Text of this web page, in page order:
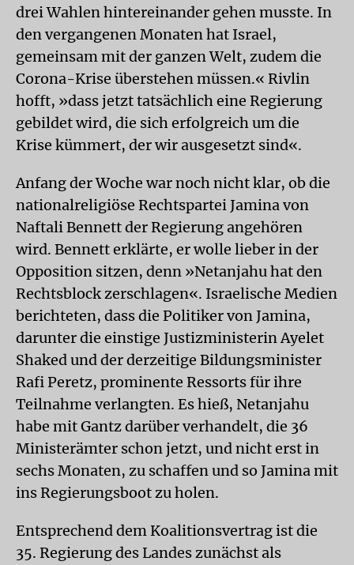
drei Wahlen hintereinander gehen musste. In
den vergangenen Monaten hat Israel,
gemeinsam mit der ganzen Welt, zudem die
Corona-Krise überstehen müssen.« Rivlin
hofft, »dass jetzt tatsächlich eine Regierung
gebildet wird, die sich erfolgreich um die
Krise kümmert, der wir ausgesetzt sind«.
Anfang der Woche war noch nicht klar, ob die
nationalreligiöse Rechtspartei Jamina von
Naftali Bennett der Regierung angehören
wird. Bennett erklärte, er wolle lieber in der
Opposition sitzen, denn »Netanjahu hat den
Rechtsblock zerschlagen«. Israelische Medien
berichteten, dass die Politiker von Jamina,
darunter die einstige Justizministerin Ayelet
Shaked und der derzeitige Bildungsminister
Rafi Peretz, prominente Ressorts für ihre
Teilnahme verlangten. Es hieß, Netanjahu
habe mit Gantz darüber verhandelt, die 36
Ministerämter schon jetzt, und nicht erst in
sechs Monaten, zu schaffen und so Jamina mit
ins Regierungsboot zu holen.
Entsprechend dem Koalitionsvertrag ist die
35. Regierung des Landes zunächst als